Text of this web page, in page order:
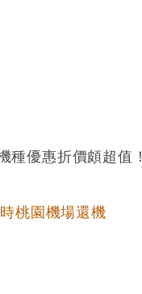
優惠折價頗超值！
園機場還機